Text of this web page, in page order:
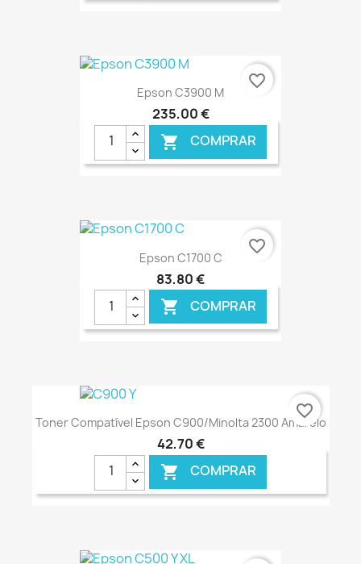
€ ONLINE
Epson C3900 M
235,00 €
 COMPRAR
€ ONLINE
favorite_border
Epson C1700 C
83,80 €
 COMPRAR
favorite_border
Toner Compatível Epson C900/Minolta 2300 Amarelo
42,70 €
 COMPRAR
favorite_border